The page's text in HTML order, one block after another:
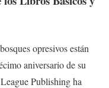
opresivos están
aniversario de su
Publishing ha